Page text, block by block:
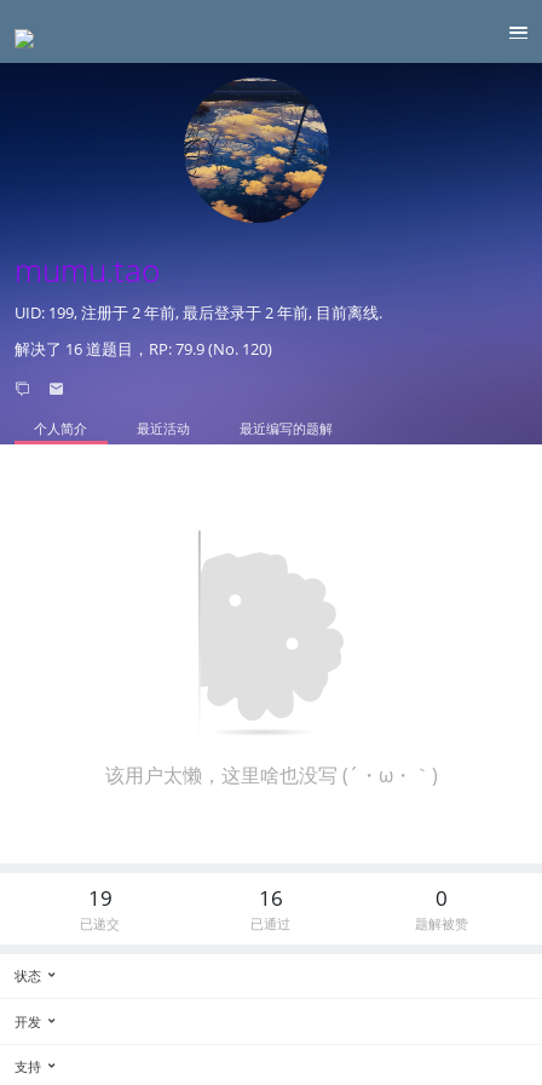
mumu.tao
UID: 199, 注册于2 年前, 最后登录于2 年前, 目前离线.
解决了 16 道题目，RP: 79.9 (No. 120)
个人简介 最近活动 最近编写的题解
该用户太懒，这里啥也没写 (´・ω・｀)
19
已递交
16
已通过
0
题解被赞
状态
开发
支持